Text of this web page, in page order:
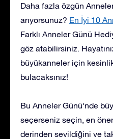
Daha fazla özgün
arıyorsunuz? En İyi 10
Farklı Anneler Günü
göz atabilirsiniz.
büyükanneler için
bulacaksınız!
Bu Anneler Günü’nde
seçerseniz seçin, en
derinden sevildiğini ve